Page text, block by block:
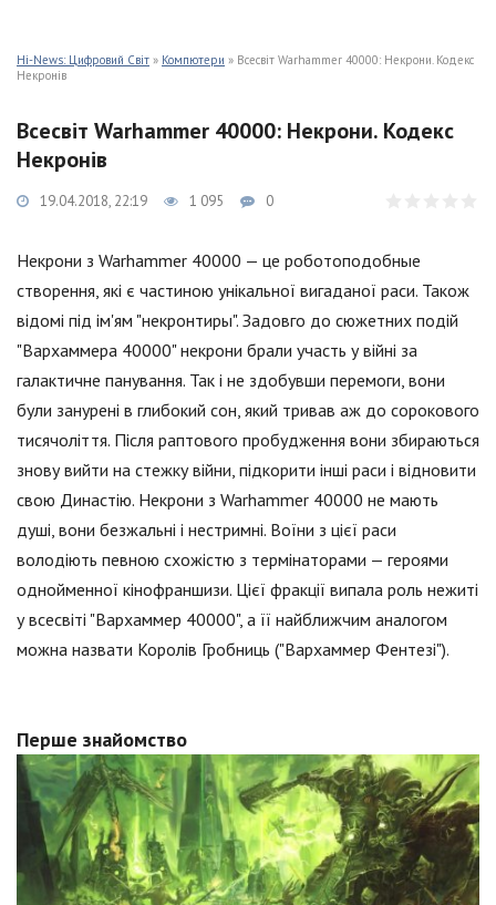
Hi-News: Цифровий Світ » Компютери » Всесвіт Warhammer 40000: Некрони. Кодекс
Некронів
Всесвіт Warhammer 40000: Некрони. Кодекс
Некронів
19.04.2018, 22:19 1 095 0
Некрони з Warhammer 40000 — це роботоподобные
створення, які є частиною унікальної вигаданої раси. Також
відомі під ім'ям "некронтиры". Задовго до сюжетних подій
"Вархаммера 40000" некрони брали участь у війні за
галактичне панування. Так і не здобувши перемоги, вони
були занурені в глибокий сон, який тривав аж до сорокового
тисячоліття. Після раптового пробудження вони збираються
знову вийти на стежку війни, підкорити інші раси і відновити
свою Династію. Некрони з Warhammer 40000 не мають
душі, вони безжальні і нестримні. Воїни з цієї раси
володіють певною схожістю з термінаторами — героями
однойменної кінофраншизи. Цієї фракції випала роль нежиті
у всесвіті "Вархаммер 40000", а її найближчим аналогом
можна назвати Королів Гробниць ("Вархаммер Фентезі").
Перше знайомство